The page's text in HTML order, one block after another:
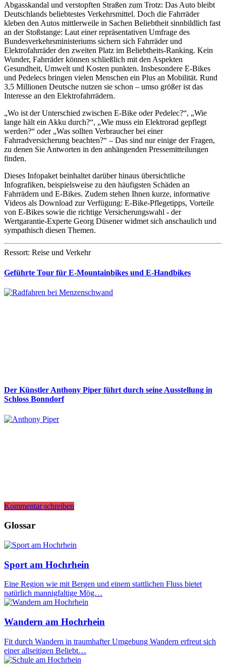
Abgasskandal und verstopften Straßen zum Trotz: Das Auto bleibt
Deutschlands beliebtestes Verkehrsmittel. Doch die Fahrräder
kleben den Autos mittlerweile in Sachen Beliebtheit sinnbildlich fast
an der Stoßstange: Laut einer repräsentativen Umfrage des
Bundesverkehrsministeriums sichern sich Fahrräder und
Elektrofahrräder den zweiten Platz im Beliebtheits-Ranking. Kein
Wunder, Fahrräder können schließlich mit den Aspekten
Gesundheit, Umwelt und Kosten punkten. Insbesondere E-Bikes
und Pedelecs bringen vielen Menschen ein Plus an Mobilität. Rund
3,5 Millionen Deutsche nutzen sie schon – umso größer ist das
Interesse an den Elektrofahrrädern.
„Wo ist der Unterschied zwischen E-Bike oder Pedelec?“, „Wie
lange hält ein Akku durch?“, „Wie muss ein Elektrorad gepflegt
werden?“ oder „Was sollten Verbraucher bei einer
Fahrradversicherung beachten?“ – Das sind nur einige der Fragen,
zu denen Sie Antworten in den anhängenden Pressemitteilungen
finden.
Dieses Infopaket beinhaltet darüber hinaus übersichtliche
Infografiken, beispielsweise zu den häufigsten Schäden an
Fahrrädern und E-Bikes. Zudem stehen Ihnen kurze, informative
Videos als Download zur Verfügung: E-Bike-Pflegetipps, Vorteile
von E-Bikes sowie die richtige Versicherungswahl - der
Wertgarantie-Experte Georg Düsener widmet sich anschaulich und
sympathisch diesen Themen.
Ressort: Reise und Verkehr
Geführte Tour für E-Mountainbikes und E-Handbikes
Der Künstler Anthony Piper führt durch seine Ausstellung in
Schloss Bonndorf
Kommentar schreiben
Glossar
Sport am Hochrhein
Eine Region wie mit Bergen und einem stattlichen Fluss bietet
natürlich mannigfaltige Mög…
Wandern am Hochrhein
Fit durch Wandern in traumhafter Umgebung Wandern erfreut sich
einer allseitigen Beliebt…